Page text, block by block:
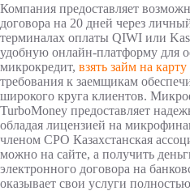
Компания предоставляет
договора на 20 дней через
терминалах оплаты QIWI или
удобную онлайн-платформу для
микрокредит, взять займ на карту
требования к заемщикам
широкого круга клиентов.
TurboMoney предоставляет
обладая лицензией на
членом СРО Казахстанская
можно на сайте, а получить
электронного договора на
оказывает свои услуги